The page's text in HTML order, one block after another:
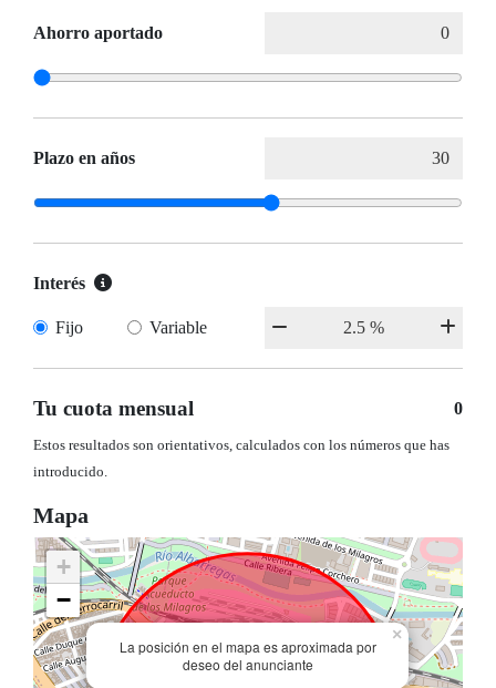
Ahorro aportado
Plazo en años
Interés
Fijo Variable
Tu cuota mensual 0
Estos resultados son orientativos, calculados con los números que has
introducido.
Mapa
La posición en el mapa es aproximada por
deseo del anunciante
×
+
−